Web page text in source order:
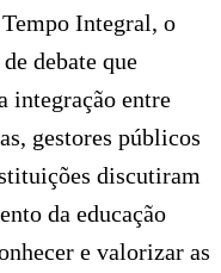
Integral, o
debate que
integração entre
gestores públicos
discutiram
da educação
e valorizar as